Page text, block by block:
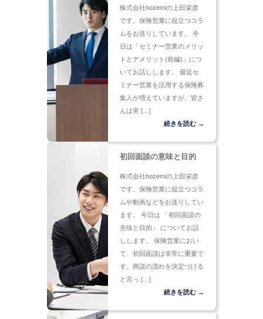
株式会社hozemiの上田栄彦
です。保険営業に役立つコラ
ムをお送りしています。 今
日は「セミナー営業のメリッ
トとデメリット(前編)」につ
いてお話しします。 最近セ
ミナー営業を活用する保険募
集人が増えていますが、皆さ
んは実 […]
続きを読む →
初回面談の意味と目的
株式会社hozemiの上田栄彦
です。保険営業に役立つコラ
ムや動画などをお送りしてい
ます。 今日は 「初回面談の
意味と目的」 についてお話
しします。 保険営業におい
て、初回面談は非常に重要で
す。商談の流れを決定づける
と言っ […]
続きを読む →